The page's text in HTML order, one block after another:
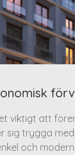
viktigt att
sig trygga
och